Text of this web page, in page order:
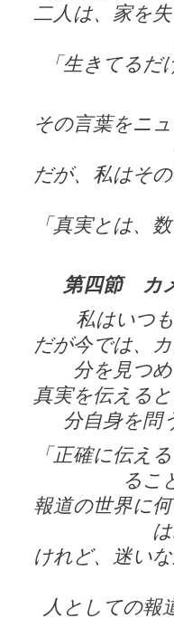
二人は、家を
「生きてるだ
その言葉をニ
だが、私はそ
「真実とは、
第四節 カ
私はいつ
だが今では、
分を見つ
真実を伝える
分自身を問
「正確に伝え
るこ
報道の世界に
けれど、迷い
人としての報